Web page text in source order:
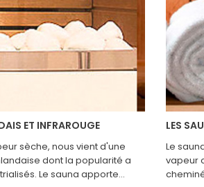
ET INFRAROUGE
sèche, nous vient d'une
dont la popularité a
Le sauna apporte
LES
Le
vapeur